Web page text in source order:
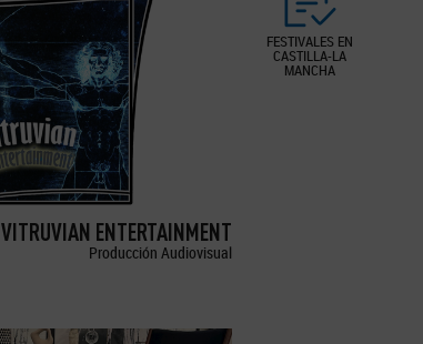
FESTIVALES EN
CASTILLA-LA
MANCHA
VITRUVIAN ENTERTAINMENT
Producción Audiovisual